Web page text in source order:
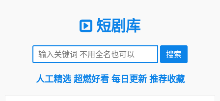
短剧库
人工精选 超燃好看 每日更新 推荐收藏